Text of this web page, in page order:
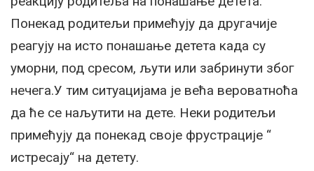
Понекад родитељи примећују да другачије
реагују на исто понашање детета када су
уморни, под сресом, љути или забринути због
нечега.У тим ситуацијама је већа вероватноћа
да ће се наљутити на дете. Неки родитељи
примећују да понекад своје фрустрације “
истресају“ на детету.